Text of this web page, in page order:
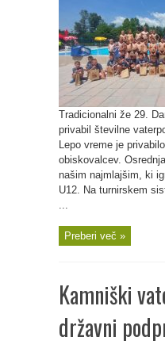
Tradicionalni že 29.
privabil številne
Lepo vreme je
obiskovalcev.
našim najmlajšim, ki
U12. Na turnirskem
...
Preberi več »
Kamniški
državni